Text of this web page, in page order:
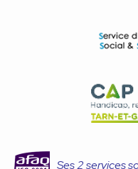
Ses 2 services